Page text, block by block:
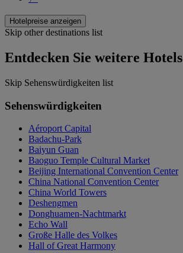
Hotelpreise anzeigen
Skip other destinations list
Entdecken Sie weitere Hotels
Skip Sehenswürdigkeiten list
Sehenswürdigkeiten
Aéroport Capital
Badachu-Park
Baiyun Guan
Baoguo Temple Cultural Market
Beijing International Convention Center
China National Convention Center
China World Towers
Deshengmen
Donghuamen-Nachtmarkt
Echo Wall
Große Halle des Volkes
Hall of Great Harmony